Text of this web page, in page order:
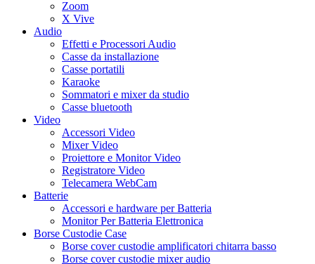
Zoom
X Vive
Audio
Effetti e Processori Audio
Casse da installazione
Casse portatili
Karaoke
Sommatori e mixer da studio
Casse bluetooth
Video
Accessori Video
Mixer Video
Proiettore e Monitor Video
Registratore Video
Telecamera WebCam
Batterie
Accessori e hardware per Batteria
Monitor Per Batteria Elettronica
Borse Custodie Case
Borse cover custodie amplificatori chitarra basso
Borse cover custodie mixer audio